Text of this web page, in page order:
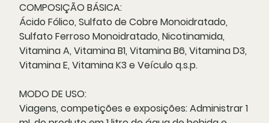
COMPOSIÇÃO BÁSICA:
Ácido Fólico, Sulfato de Cobre Monoidratado,
Sulfato Ferroso Monoidratado, Nicotinamida,
Vitamina A, Vitamina B1, Vitamina B6, Vitamina D3,
Vitamina E, Vitamina K3 e Veículo q.s.p.
MODO DE USO:
Viagens, competições e exposições: Administrar 1